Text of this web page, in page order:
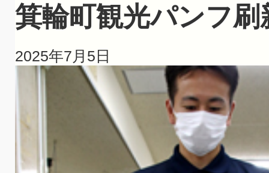
箕輪町観光パンフ刷
2025年7月5日